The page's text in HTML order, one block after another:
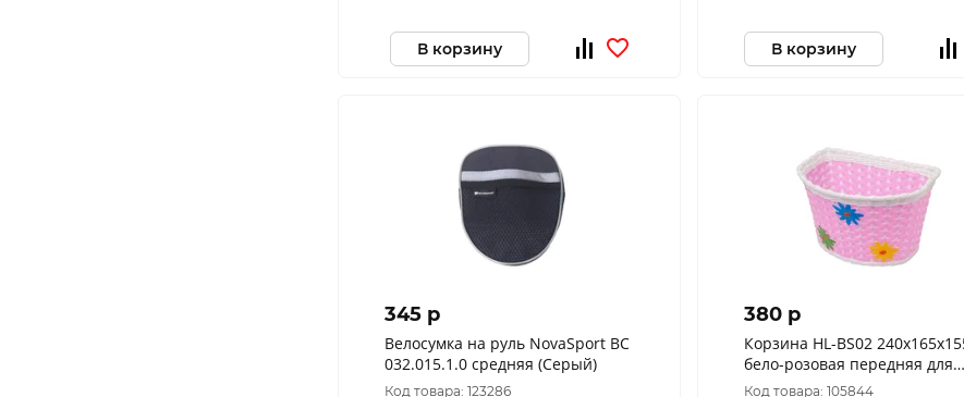
В корзину В корзину
345 p
Велосумка на руль NovaSport ВС
032.015.1.0 средняя (Серый)
Код товара: 123286
380 p
Корзина HL-BS02
бело-розовая передняя для
детских велосипедов, арт.
Код товара: 105844